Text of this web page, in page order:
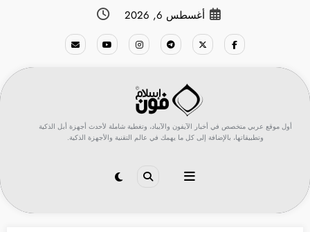
أغسطس 6, 2026
أول موقع عربي متخصص في أخبار الآيفون والآيباد، وتغطية شاملة لأحدث أجهزة أبل الذكية
وتطبيقاتها، بالإضافة إلى كل ما يهمك في عالم التقنية والأجهزة الذكية.